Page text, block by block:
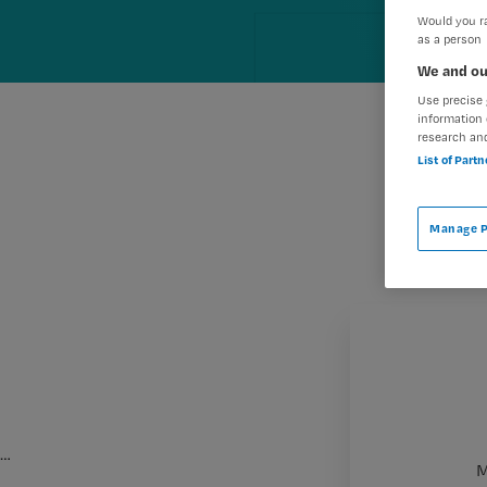
…
Would you
as a person
We and
Use
information
research
List of
Manage